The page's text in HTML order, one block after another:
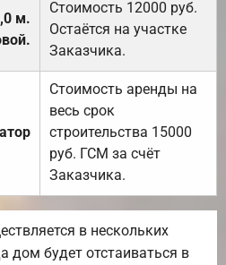
м.
Стоимость 12000 руб.
Остаётся на участке
Заказчика.
Стоимость аренды на
весь срок
строительства 15000
руб. ГСМ за счёт
Заказчика.
в нескольких
дом будет отстаиваться в